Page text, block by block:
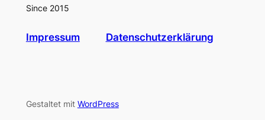
Since 2015
Impressum Datenschutzerklärung
Gestaltet mit WordPress